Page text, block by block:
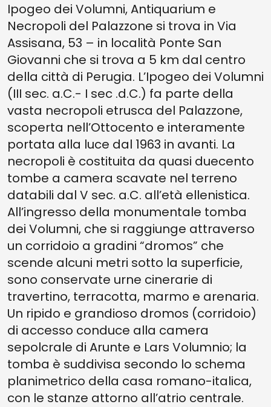
Ipogeo dei Volumni, Antiquarium e
Necropoli del Palazzone si trova in Via
Assisana, 53 – in località Ponte San
Giovanni che si trova a 5 km dal centro
della città di Perugia. L’Ipogeo dei Volumni
(III sec. a.C.- I sec .d.C.) fa parte della
vasta necropoli etrusca del Palazzone,
scoperta nell’Ottocento e interamente
portata alla luce dal 1963 in avanti. La
necropoli è costituita da quasi duecento
tombe a camera scavate nel terreno
databili dal V sec. a.C. all’età ellenistica.
All’ingresso della monumentale tomba
dei Volumni, che si raggiunge attraverso
un corridoio a gradini “dromos” che
scende alcuni metri sotto la superficie,
sono conservate urne cinerarie di
travertino, terracotta, marmo e arenaria.
Un ripido e grandioso dromos (corridoio)
di accesso conduce alla camera
sepolcrale di Arunte e Lars Volumnio; la
tomba è suddivisa secondo lo schema
planimetrico della casa romano-italica,
con le stanze attorno all’atrio centrale.